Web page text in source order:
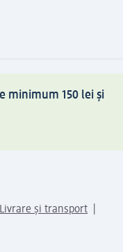
minimum 150 lei și
Livrare și transport